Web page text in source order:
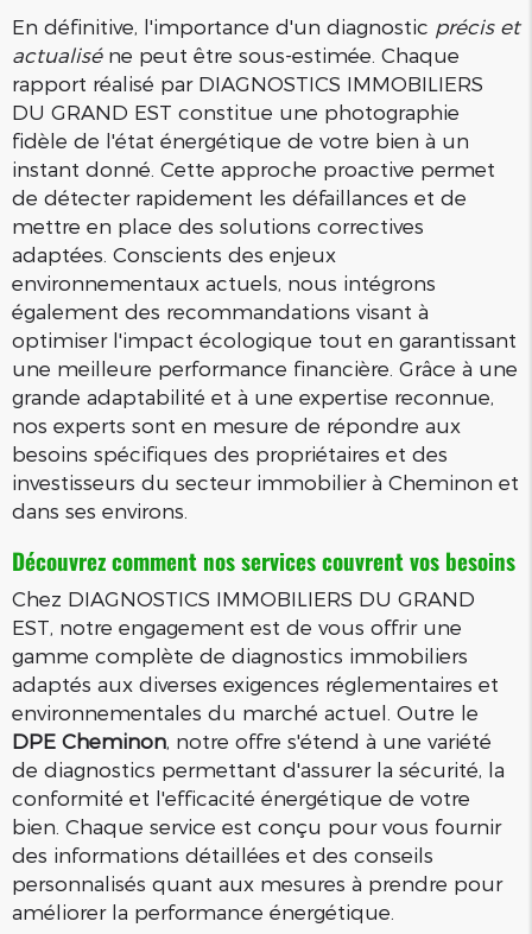
En définitive, l'importance d'un diagnostic précis et
actualiséne peut être sous-estimée. Chaque
rapport réalisé par DIAGNOSTICS IMMOBILIERS
DU GRAND EST constitue une photographie
fidèle de l'état énergétique de votre bien à un
instant donné. Cette approche proactive permet
de détecter rapidement les défaillances et de
mettre en place des solutions correctives
adaptées. Conscients des enjeux
environnementaux actuels, nous intégrons
également des recommandations visant à
optimiser l'impact écologique tout en garantissant
une meilleure performance financière. Grâce à une
grande adaptabilité et à une expertise reconnue,
nos experts sont en mesure de répondre aux
besoins spécifiques des propriétaires et des
investisseurs du secteur immobilier à Cheminon et
dans ses environs.
Découvrez comment nos services couvrent vos besoins
Chez DIAGNOSTICS IMMOBILIERS DU GRAND
EST, notre engagement est de vous offrir une
gamme complète de diagnostics immobiliers
adaptés aux diverses exigences réglementaires et
environnementales du marché actuel. Outre le
DPE Cheminon, notre offre s'étend à une variété
de diagnostics permettant d'assurer la sécurité, la
conformité et l'efficacité énergétique de votre
bien. Chaque service est conçu pour vous fournir
des informations détaillées et des conseils
personnalisés quant aux mesures à prendre pour
améliorer la performance énergétique.